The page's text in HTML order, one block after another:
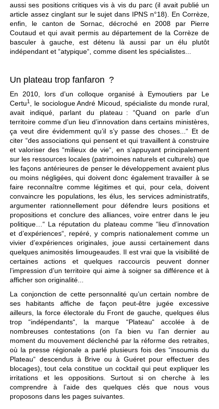
aussi ses positions critiques vis à vis du parc (il avait publié un
article assez cinglant sur le sujet dans IPNS n°18). En Corrèze,
enfin, le canton de Sornac, décroché en 2008 par Pierre
Coutaud et qui avait permis au département de la Corrèze de
basculer à gauche, est détenu là aussi par un élu plutôt
indépendant et “atypique“, comme disent les spécialistes...
Un plateau trop fanfaron ?
En 2010, lors d’un colloque organisé à Eymoutiers par Le
Certu1
, le sociologue André Micoud, spécialiste du monde rural,
avait indiqué, parlant du plateau : “Quand on parle d’un
territoire comme d’un lieu d’innovation dans certains ministères,
ça veut dire évidemment qu’il s’y passe des choses...“ Et de
citer “des associations qui pensent et qui travaillent à construire
et valoriser des “milieux de vie“, en s’appuyant principalement
sur les ressources locales (patrimoines naturels et culturels) que
les façons antérieures de penser le développement avaient plus
ou moins négligées, qui doivent donc également travailler à se
faire reconnaître comme légitimes et qui, pour cela, doivent
convaincre les populations, les élus, les services administratifs,
argumenter rationnellement pour défendre leurs positions et
propositions et conclure des alliances, voire entrer dans le jeu
politique…“ La réputation du plateau comme “lieu d’innovation
et d’expériences“, repéré, y compris nationalement comme un
vivier d’expériences originales, joue aussi certainement dans
quelques animosités limougeaudes. Il est vrai que la visibilité de
certaines actions et quelques raccourcis peuvent donner
l’impression d’un territoire qui aime à soigner sa différence et à
afficher son originalité...
La conjonction de cette personnalité qu’un certain nombre de
ses habitants affiche de façon peut-être jugée excessive
ailleurs, la force électorale du Front de gauche, quelques élus
trop “indépendants“, la marque “Plateau“ accolée à de
nombreuses contestations (on l’a bien vu l’an dernier au
moment du mouvement déclenché par la réforme des retraites,
où la presse régionale a parlé plusieurs fois des “insoumis du
Plateau“ descendus à Brive ou à Guéret pour effectuer des
blocages), tout cela constitue un cocktail qui peut expliquer les
irritations et les oppositions. Surtout si on cherche à les
comprendre à l’aide des quelques clés que nous vous
proposons dans les pages suivantes.